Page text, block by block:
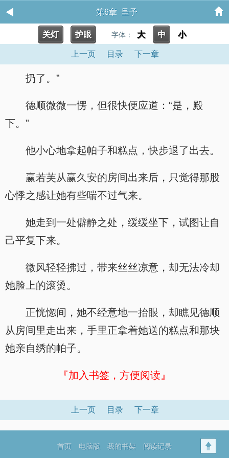
第6章 呈予
关灯 护眼 字体： 大 中 小
上一页 目录 下一章
扔了。”
德顺微微一愣，但很快便应道：“是，殿
下。”
他小心地拿起帕子和糕点，快步退了出去。
赢若芙从赢久安的房间出来后，只觉得那股
心悸之感让她有些喘不过气来。
她走到一处僻静之处，缓缓坐下，试图让自
己平复下来。
微风轻轻拂过，带来丝丝凉意，却无法冷却
她脸上的滚烫。
正恍惚间，她不经意地一抬眼，却瞧见德顺
从房间里走出来，手里正拿着她送的糕点和那块
她亲自绣的帕子。
『加入书签，方便阅读』
上一页 目录 下一章
首页 电脑版 我的书架 阅读记录